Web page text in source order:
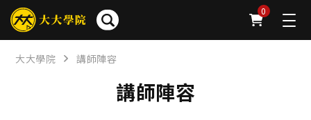
0
大大學院 講師陣容
講師陣容